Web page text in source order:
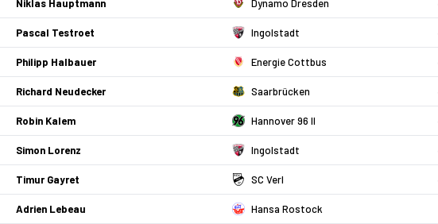
Niklas Hauptmann Dynamo Dresden
Pascal Testroet Ingolstadt
Philipp Halbauer Energie Cottbus
Richard Neudecker Saarbrücken
Robin Kalem Hannover 96 II
Simon Lorenz Ingolstadt
Timur Gayret SC Verl
Adrien Lebeau Hansa Rostock